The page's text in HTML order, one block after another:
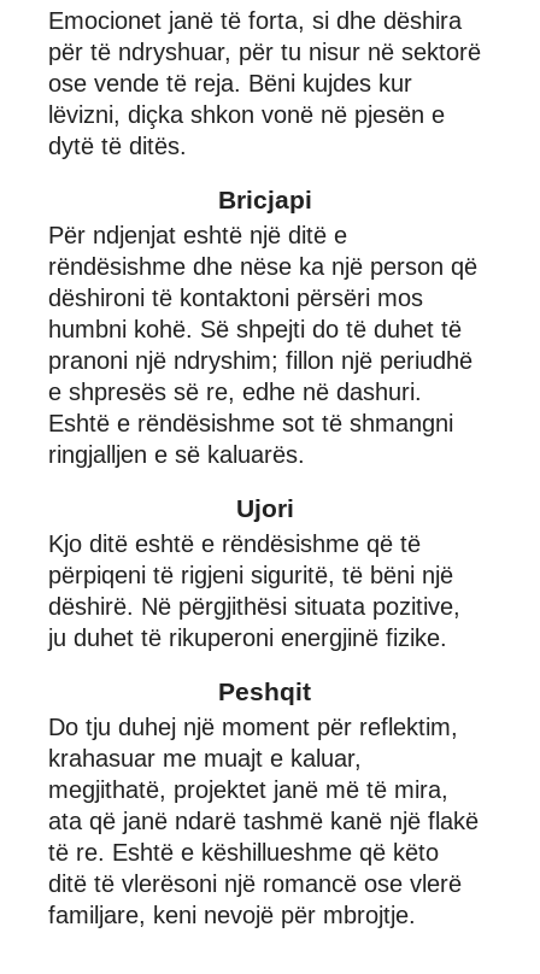
Emocionet janë të forta, si dhe dëshira
për të ndryshuar, për tu nisur në sektorë
ose vende të reja. Bëni kujdes kur
lëvizni, diçka shkon vonë në pjesën e
dytë të ditës.
Bricjapi
Për ndjenjat eshtë një ditë e
rëndësishme dhe nëse ka një person që
dëshironi të kontaktoni përsëri mos
humbni kohë. Së shpejti do të duhet të
pranoni një ndryshim; fillon një periudhë
e shpresës së re, edhe në dashuri.
Eshtë e rëndësishme sot të shmangni
ringjalljen e së kaluarës.
Ujori
Kjo ditë eshtë e rëndësishme që të
përpiqeni të rigjeni siguritë, të bëni një
dëshirë. Në përgjithësi situata pozitive,
ju duhet të rikuperoni energjinë fizike.
Peshqit
Do tju duhej një moment për reflektim,
krahasuar me muajt e kaluar,
megjithatë, projektet janë më të mira,
ata që janë ndarë tashmë kanë një flakë
të re. Eshtë e këshillueshme që këto
ditë të vlerësoni një romancë ose vlerë
familjare, keni nevojë për mbrojtje.